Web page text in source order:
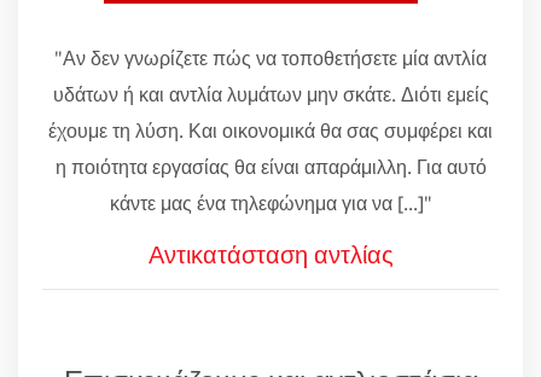
"Αν δεν γνωρίζετε πώς να τοποθετήσετε μία αντλία
υδάτων ή και αντλία λυμάτων μην σκάτε. Διότι εμείς
έχουμε τη λύση. Και οικονομικά θα σας συμφέρει και
η ποιότητα εργασίας θα είναι απαράμιλλη. Για αυτό
κάντε μας ένα τηλεφώνημα για να [...]"
Αντικατάσταση αντλίας